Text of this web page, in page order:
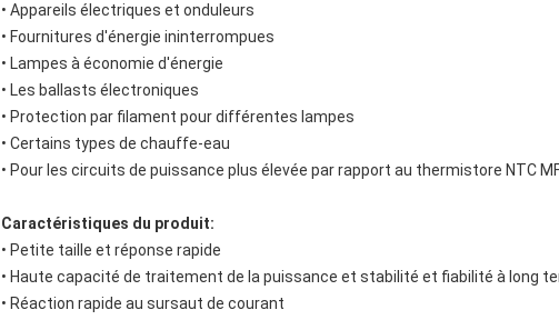
• Appareils électriques et onduleurs
• Fournitures d'énergie ininterrompues
• Lampes à économie d'énergie
• Les ballasts électroniques
• Protection par filament pour différentes lampes
• Certains types de chauffe-eau
• Pour les circuits de puissance plus élevée par rapport au thermistore NTC
Caractéristiques du produit:
• Petite taille et réponse rapide
• Haute capacité de traitement de la puissance et stabilité et fiabilité à long
• Réaction rapide au sursaut de courant